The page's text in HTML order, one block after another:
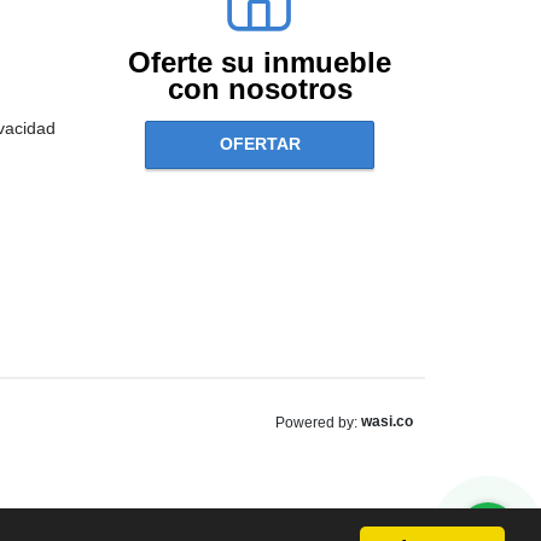
Oferte su inmueble
con nosotros
OFERTAR
Powered by: wasi.co